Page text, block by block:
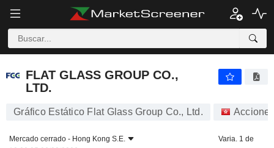
FLAT GLASS GROUP CO.,
LTD.
Gráfico Estático Flat Glass Group Co., Ltd.
Mercado cerrado - Hong Kong S.E.
Varia. 1 de